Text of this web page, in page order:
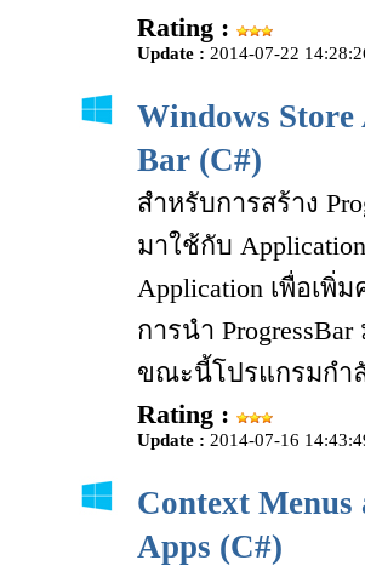
Rating :
Update : 2014-07-22
Windows Store
Bar (C#)
สำหรับการสร้าง
มาใช้กับ
Application เพื่อเพิ่
การนำ
ขณะนี้โปรแกรมกำ
Rating :
Update : 2014-07-16
Context
Apps (C#)